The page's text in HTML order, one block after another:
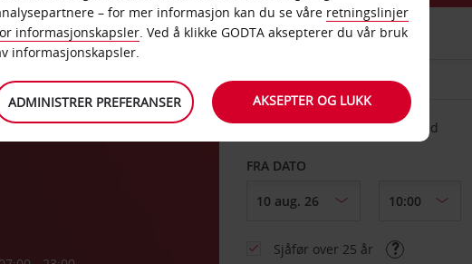
HENT FRA
Velg et annet leveringssted
FRA DATO
Sjåfør over 25 år
– for mer informasjon kan du se våre retningslinjer
informasjonskapsler. Ved å klikke GODTA aksepterer du vår bruk
informasjonskapsler.
ADMINISTRER PREFERANSER AKSEPTER OG LUKK